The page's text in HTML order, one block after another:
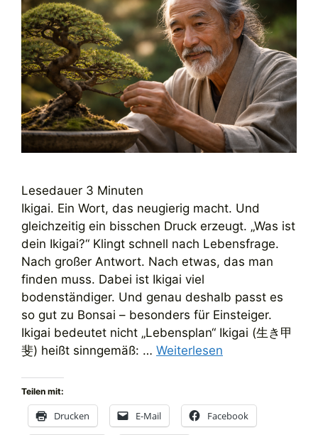
Lesedauer 3 Minuten
Ikigai. Ein Wort, das neugierig macht. Und
gleichzeitig ein bisschen Druck erzeugt. „Was ist
dein Ikigai?“ Klingt schnell nach Lebensfrage.
Nach großer Antwort. Nach etwas, das man
finden muss. Dabei ist Ikigai viel
bodenständiger. Und genau deshalb passt es
so gut zu Bonsai – besonders für Einsteiger.
Ikigai bedeutet nicht „Lebensplan“ Ikigai (生き甲
斐) heißt sinngemäß: … Weiterlesen
Teilen mit:
Drucken E-Mail Facebook